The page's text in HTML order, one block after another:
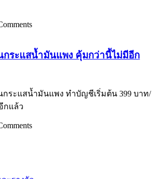
ระแสนํ้ามันแพง คุ้มกว่านี้ไม่มีอีก
ระแสนํ้ามันแพง ทำบัญชีเริ่มต้น 399 บาท/
กแล้ว